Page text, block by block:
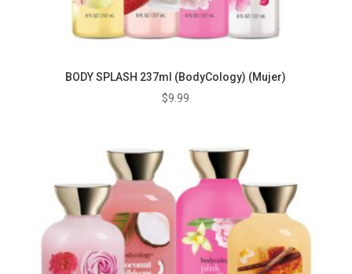
BODY SPLASH 237ml (BodyCology) (Mujer)
$9.99